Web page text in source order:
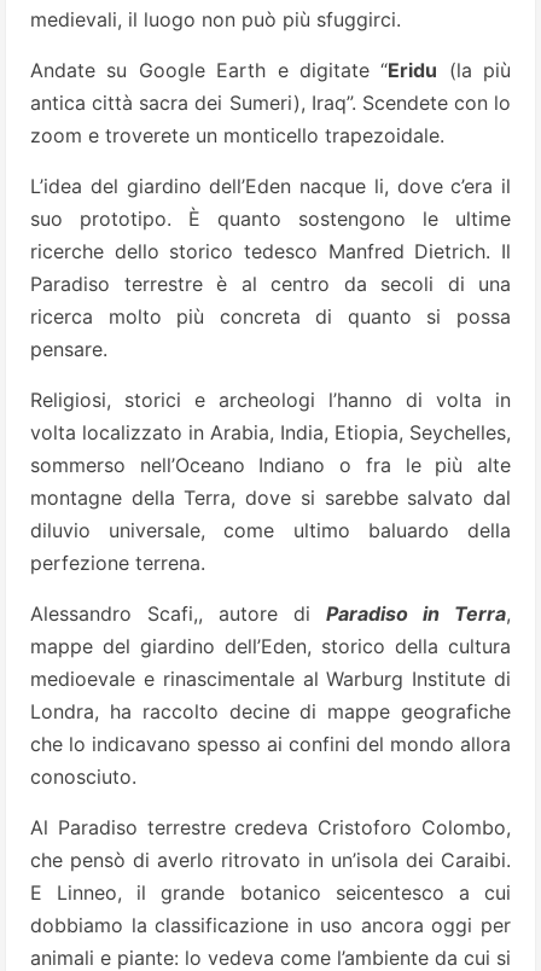
medievali, il luogo non può più sfuggirci.
Andate su Google Earth e digitate “Eridu (la più
antica città sacra dei Sumeri), Iraq”. Scendete con lo
zoom e troverete un monticello trapezoidale.
L’idea del giardino dell’Eden nacque li, dove c’era il
suo prototipo. È quanto sostengono le ultime
ricerche dello storico tedesco Manfred Dietrich. Il
Paradiso terrestre è al centro da secoli di una
ricerca molto più concreta di quanto si possa
pensare.
Religiosi, storici e archeologi l’hanno di volta in
volta localizzato in Arabia, India, Etiopia, Seychelles,
sommerso nell’Oceano Indiano o fra le più alte
montagne della Terra, dove si sarebbe salvato dal
diluvio universale, come ultimo baluardo della
perfezione terrena.
Alessandro Scafi,, autore di Paradiso in Terra,
mappe del giardino dell’Eden, storico della cultura
medioevale e rinascimentale al Warburg Institute di
Londra, ha raccolto decine di mappe geografiche
che lo indicavano spesso ai confini del mondo allora
conosciuto.
Al Paradiso terrestre credeva Cristoforo Colombo,
che pensò di averlo ritrovato in un’isola dei Caraibi.
E Linneo, il grande botanico seicentesco a cui
dobbiamo la classificazione in uso ancora oggi per
animali e piante: lo vedeva come l’ambiente da cui si